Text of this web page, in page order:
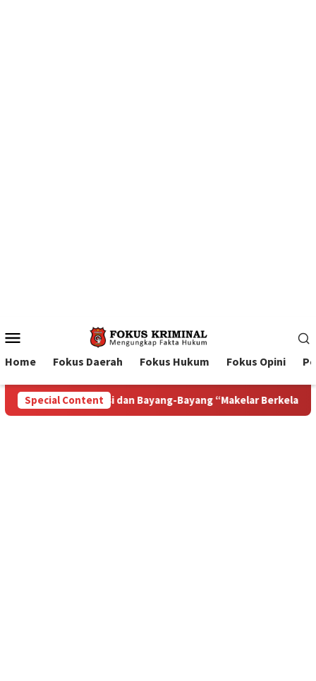
Menu
Home Fokus Daerah Fokus Hukum Fokus Opini
Special Content
dan Bayang-Bayang “Makelar Berkelas” di Tengah Proyek